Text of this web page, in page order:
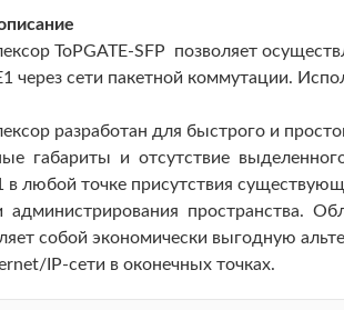
ToPGATE-SFP позволяет
через сети пакетной коммутации.
разработан для быстрого и
габариты и отсутствие
в любой точке присутствия
администрирования пространства.
собой экономически выгодную
IP-сети в оконечных точках.